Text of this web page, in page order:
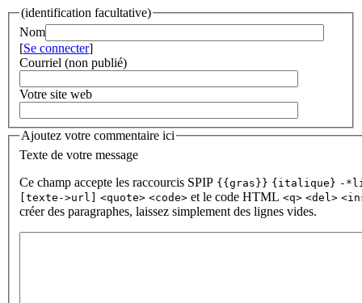
(identification facultative)
Nom
[Se connecter]
Courriel (non publié)
Votre site web
Ajoutez votre commentaire ici
Texte de votre message
Ce champ accepte les raccourcis SPIP {{gras}} {italique} -
[texte->url] <quote> <code> et le code HTML <q> <del>
créer des paragraphes, laissez simplement des lignes vides.